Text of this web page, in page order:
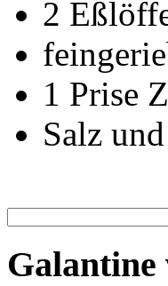
2
1 Prise
Salz
Galantine